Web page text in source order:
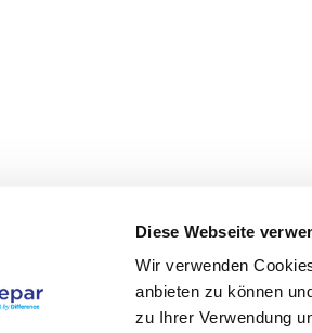
Diese Webseite
Wir verwenden
anbieten zu können
zu Ihrer Verwendung